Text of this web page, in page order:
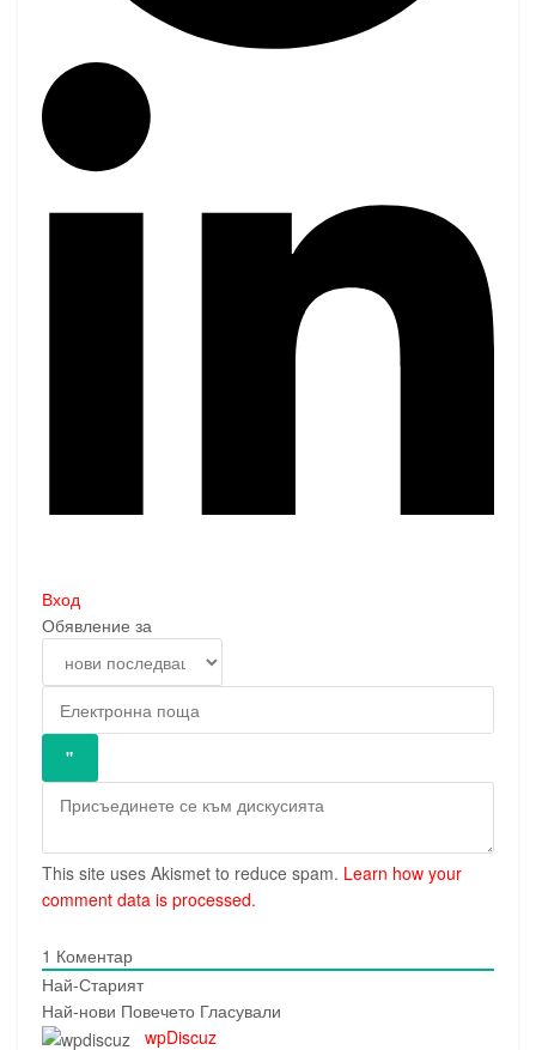
Вход
Обявление за
This site uses Akismet to reduce spam. Learn how your
comment data is processed.
1 Коментар
Най-Старият
Най-нови Повечето Гласували
wpDiscuz